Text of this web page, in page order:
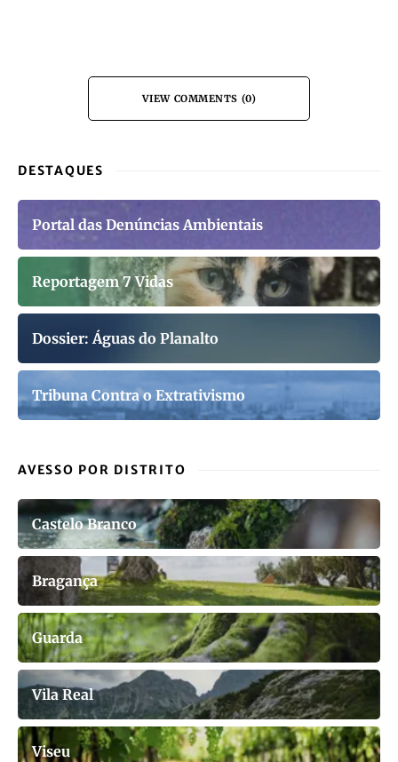
VIEW COMMENTS (0)
DESTAQUES
Portal das Denúncias Ambientais
Reportagem 7 Vidas
Dossier: Águas do Planalto
Tribuna Contra o Extrativismo
AVESSO POR DISTRITO
Castelo Branco
Bragança
Guarda
Vila Real
Viseu